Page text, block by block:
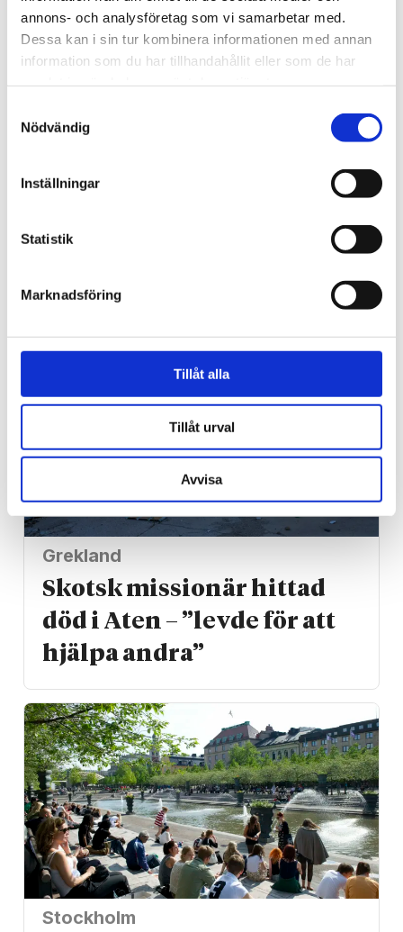
annons- och analysföretag som vi samarbetar med.
Dessa kan i sin tur kombinera informationen med annan
information som du har tillhandahållit eller som de har
Nödvändig
Inställningar
Statistik
Marknadsföring
Tillåt alla
Tillåt urval
Avvisa
Vardag
Fem koppar kaffe om
dagen kan minska cancer­
risken
Grekland
Skotsk missionär hittad
död i Aten – ”levde för att
hjälpa andra”
Stockholm